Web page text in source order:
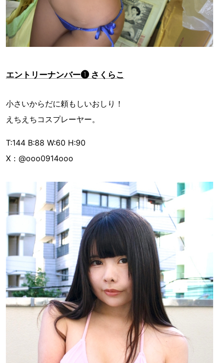
エントリーナンバー❶ さくらこ
小さいからだに頼もしいおしり！
えちえちコスプレーヤー。
T:144 B:88 W:60 H:90
X：@ooo0914ooo